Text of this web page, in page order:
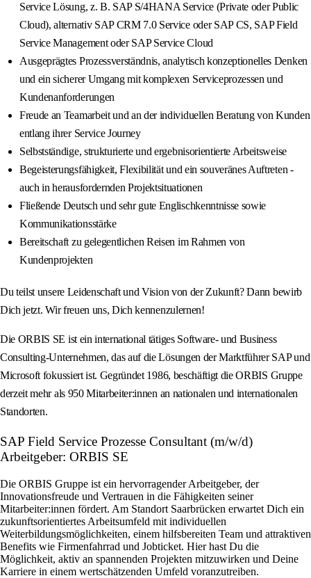
Service Lösung, z. B. SAP S/4HANA Service (Private oder Public
Cloud), alternativ SAP CRM 7.0 Service oder SAP CS, SAP Field
Service Management oder SAP Service Cloud
Ausgeprägtes Prozessverständnis, analytisch konzeptionelles Denken
und ein sicherer Umgang mit komplexen Serviceprozessen und
Kundenanforderungen
Freude an Teamarbeit und an der individuellen Beratung von Kunden
entlang ihrer Service Journey
Selbstständige, strukturierte und ergebnisorientierte Arbeitsweise
Begeisterungsfähigkeit, Flexibilität und ein souveränes Auftreten -
auch in herausfordernden Projektsituationen
Fließende Deutsch und sehr gute Englischkenntnisse sowie
Kommunikationsstärke
Bereitschaft zu gelegentlichen Reisen im Rahmen von
Kundenprojekten
Du teilst unsere Leidenschaft und Vision von der Zukunft? Dann bewirb
Dich jetzt. Wir freuen uns, Dich kennenzulernen!
Die ORBIS SE ist ein international tätiges Software- und Business
Consulting-Unternehmen, das auf die Lösungen der Marktführer SAP und
Microsoft fokussiert ist. Gegründet 1986, beschäftigt die ORBIS Gruppe
derzeit mehr als 950 Mitarbeiter:innen an nationalen und internationalen
Standorten.
SAP Field Service Prozesse Consultant (m/w/d)
Arbeitgeber: ORBIS SE
Die ORBIS Gruppe ist ein hervorragender Arbeitgeber, der
Innovationsfreude und Vertrauen in die Fähigkeiten seiner
Mitarbeiter:innen fördert. Am Standort Saarbrücken erwartet Dich ein
zukunftsorientiertes Arbeitsumfeld mit individuellen
Weiterbildungsmöglichkeiten, einem hilfsbereiten Team und attraktiven
Benefits wie Firmenfahrrad und Jobticket. Hier hast Du die
Möglichkeit, aktiv an spannenden Projekten mitzuwirken und Deine
Karriere in einem wertschätzenden Umfeld voranzutreiben.